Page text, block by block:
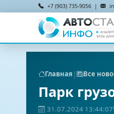
+7 (903) 735-9056 |
Главная | Все
Парк
31.07.2024 13:44:07